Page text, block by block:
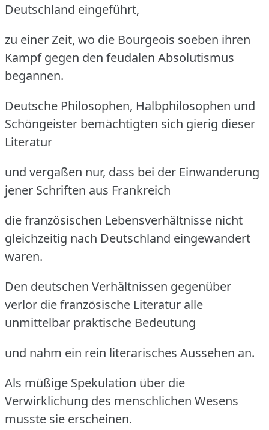
Deutschland eingeführt,
zu einer Zeit, wo die Bourgeois soeben ihren
Kampf gegen den feudalen Absolutismus
begannen.
Deutsche Philosophen, Halbphilosophen und
Schöngeister bemächtigten sich gierig dieser
Literatur
und vergaßen nur, dass bei der Einwanderung
jener Schriften aus Frankreich
die französischen Lebensverhältnisse nicht
gleichzeitig nach Deutschland eingewandert
waren.
Den deutschen Verhältnissen gegenüber
verlor die französische Literatur alle
unmittelbar praktische Bedeutung
und nahm ein rein literarisches Aussehen an.
Als müßige Spekulation über die
Verwirklichung des menschlichen Wesens
musste sie erscheinen.